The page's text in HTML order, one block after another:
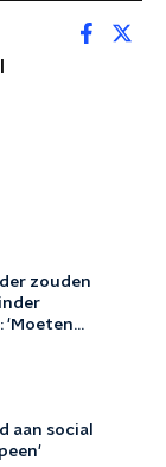
zouden
'Moeten
aan social